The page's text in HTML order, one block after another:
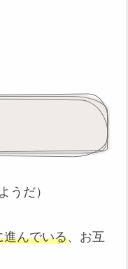
うだ）
進んでいる、お互